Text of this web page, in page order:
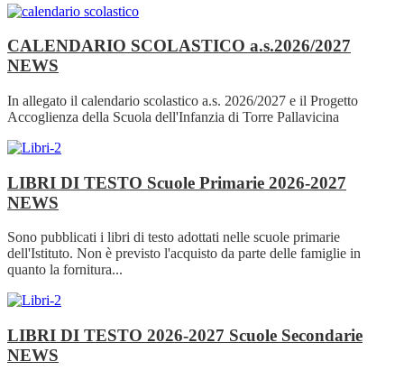
CALENDARIO SCOLASTICO a.s.2026/2027
NEWS
In allegato il calendario scolastico a.s. 2026/2027 e il Progetto
Accoglienza della Scuola dell'Infanzia di Torre Pallavicina
LIBRI DI TESTO Scuole Primarie 2026-2027
NEWS
Sono pubblicati i libri di testo adottati nelle scuole primarie
dell'Istituto. Non è previsto l'acquisto da parte delle famiglie in
quanto la fornitura...
LIBRI DI TESTO 2026-2027 Scuole Secondarie
NEWS